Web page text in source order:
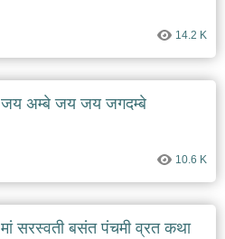
14.2 K
जय अम्बे जय जय जगदम्बे
10.6 K
मां सरस्वती बसंत पंचमी व्रत कथा